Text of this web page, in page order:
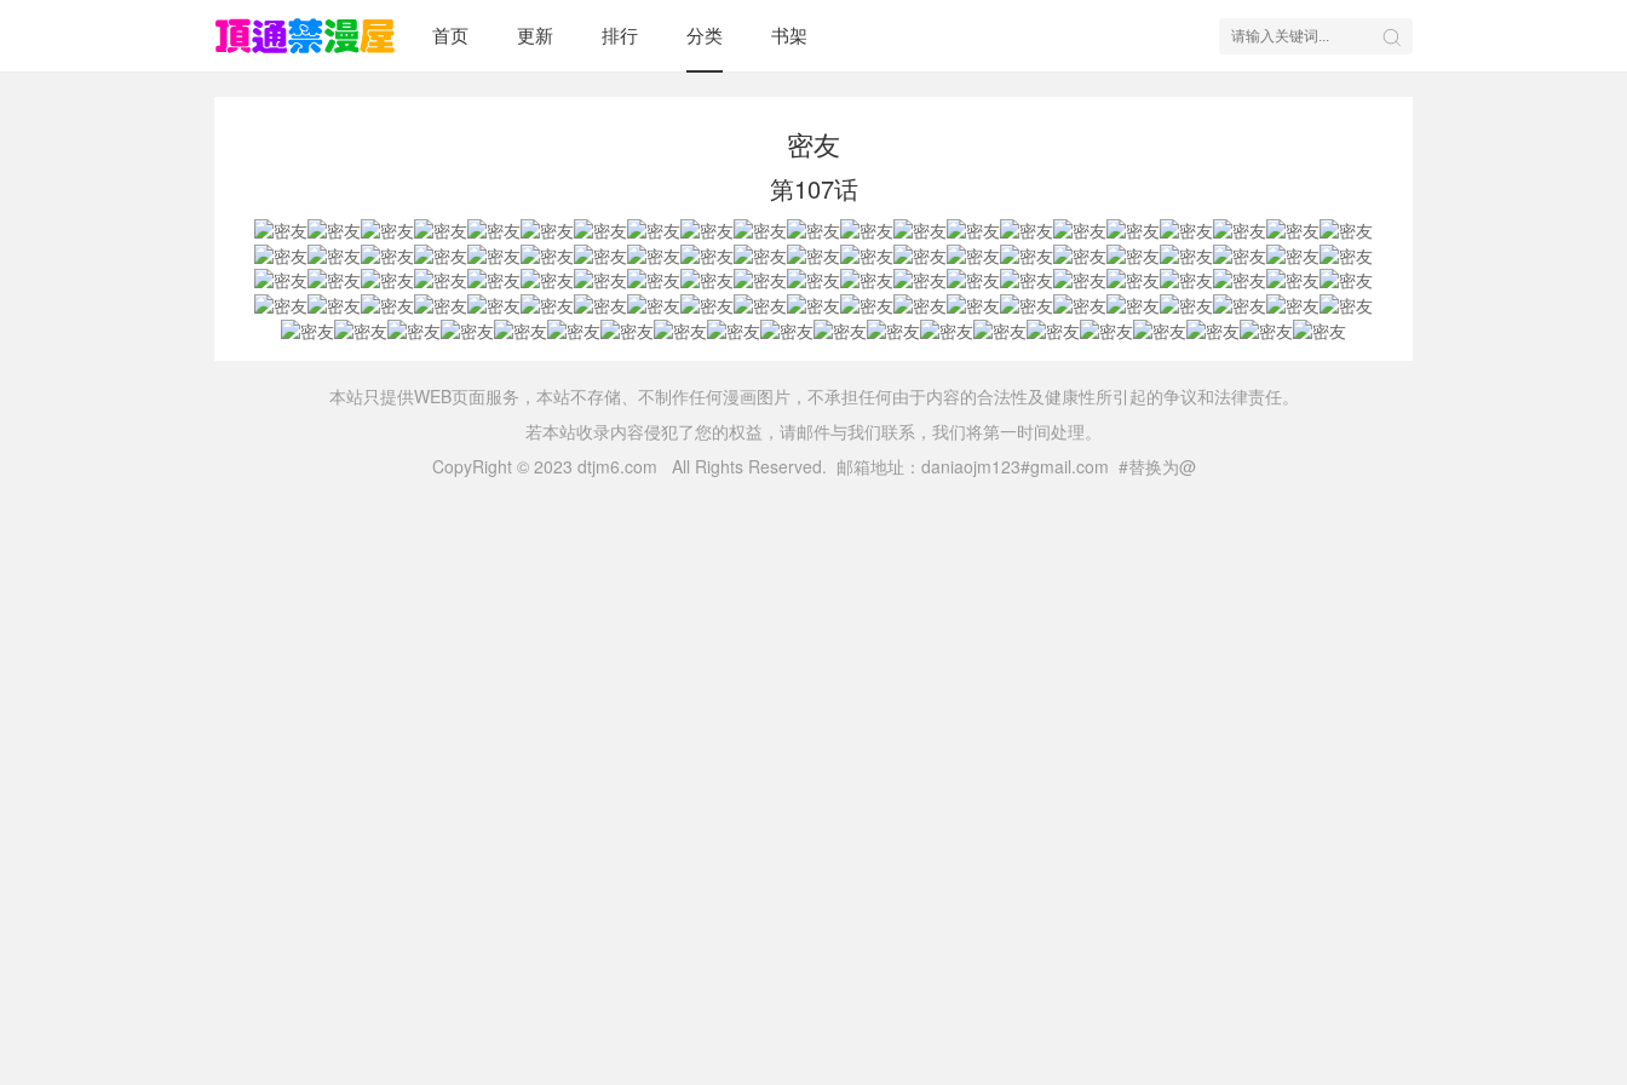
首页 更新 排行 分类 书架
密友
第107话
本站只提供WEB页面服务，本站不存储、不制作任何漫画图片，不承担任何由于内容的合法性及健康性所引起的争议和法律责任。
若本站收录内容侵犯了您的权益，请邮件与我们联系，我们将第一时间处理。
CopyRight © 2023 dtjm6.com All Rights Reserved. 邮箱地址：daniaojm123#gmail.com #替换为@